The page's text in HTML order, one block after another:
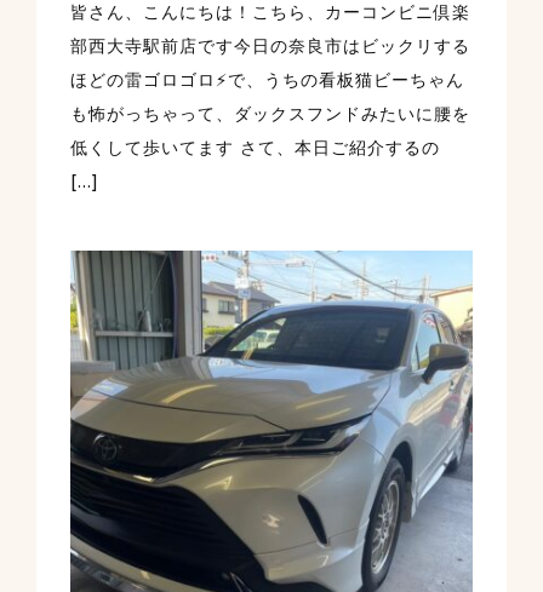
皆さん、こんにちは！こちら、カーコンビニ倶楽
部西大寺駅前店です今日の奈良市はビックリする
ほどの雷ゴロゴロ⚡️で、うちの看板猫ビーちゃん
も怖がっちゃって、ダックスフンドみたいに腰を
低くして歩いてます さて、本日ご紹介するの
[…]